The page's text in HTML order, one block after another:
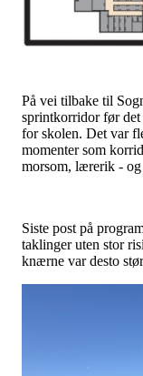
På vei tilbake til
sprintkorridor før
for skolen. Det var
momenter som
morsom, lærerik -
Siste post på
taklinger uten stor
knærne var desto